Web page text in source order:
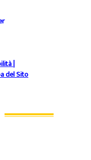
|
del Sito